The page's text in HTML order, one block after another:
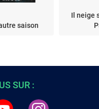
saison
Il neige
SUR :